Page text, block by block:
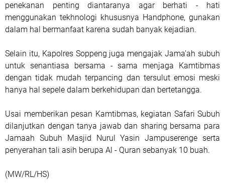
penekanan penting diantaranya agar berhati - hati
menggunakan tekhnologi khususnya Handphone, gunakan
dalam hal bermanfaat karena sudah banyak kejadian.
Selain itu, Kapolres Soppeng juga mengajak Jama'ah subuh
untuk senantiasa bersama - sama menjaga Kamtibmas
dengan tidak mudah terpancing dan tersulut emosi meski
hanya hal sepele dalam berkehidupan dan bertetangga.
Usai memberikan pesan Kamtibmas, kegiatan Safari Subuh
dilanjutkan dengan tanya jawab dan sharing bersama para
Jamaah Subuh Masjid Nurul Yasin Jampuserenge serta
penyerahan tali asih berupa Al - Quran sebanyak 10 buah.
(MW/RL/HS)